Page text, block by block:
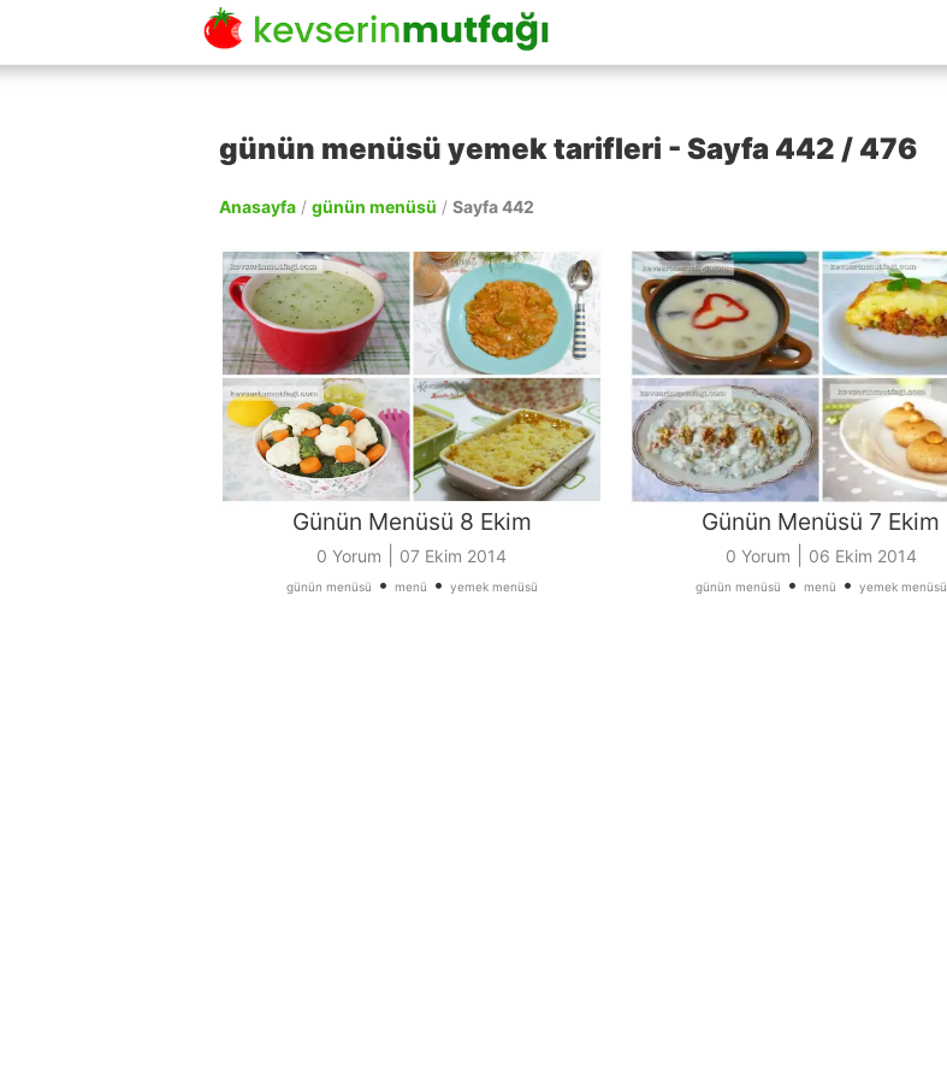
günün menüsü yemek tarifleri - Sayfa 442 / 476
Anasayfa / günün menüsü / Sayfa 442
Günün Menüsü 8 Ekim
0 Yorum 07 Ekim 2014
günün menüsü • menü • yemek menüsü
Günün Menüsü 7 Ekim
0 Yorum 06 Ekim 2014
günün menüsü • menü • yemek menüsü